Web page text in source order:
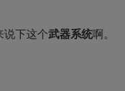
说下这个武器系统啊。